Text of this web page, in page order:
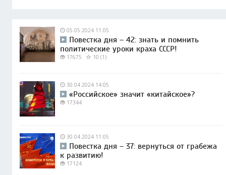
05.05.2024 11:05
Повестка дня – 42: знать и помнить
политические уроки краха СССР!
17675 10 (1)
30.04.2024 14:05
«Российское» значит «китайское»?
17344
30.04.2024 11:05
Повестка дня – 37: вернуться от грабежа
к развитию!
17124